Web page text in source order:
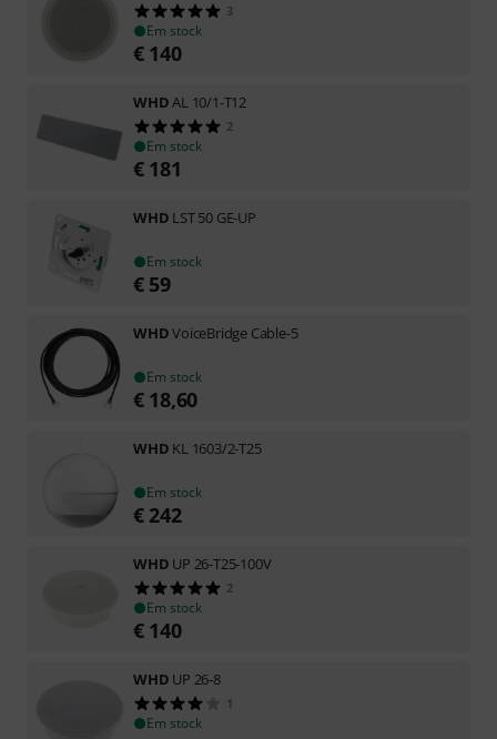
3
Em stock
€ 140
WHDAL 10/1-T12
2
Em stock
€ 181
WHD LST 50 GE-UP
Em stock
€ 59
WHDVoiceBridge Cable-5
Em stock
€ 18,60
WHD KL 1603/2-T25
Em stock
€ 242
WHD UP 26-T25-100V
2
Em stock
€ 140
WHD UP 26-8
1
Em stock